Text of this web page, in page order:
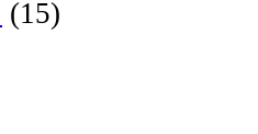
(15)